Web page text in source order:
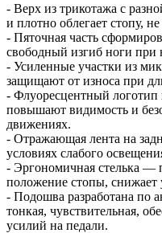
- Верх из трикотажа с
и плотно облегает стопу,
- Пяточная часть
свободный изгиб ноги при
- Усиленные участки из
защищают от износа при
- Флуоресцентный
повышают видимость и
движениях.
- Отражающая лента на
условиях слабого
- Эргономичная стелька —
положение стопы, снижает
- Подошва разработана по
тонкая, чувствительная,
усилий на педали.